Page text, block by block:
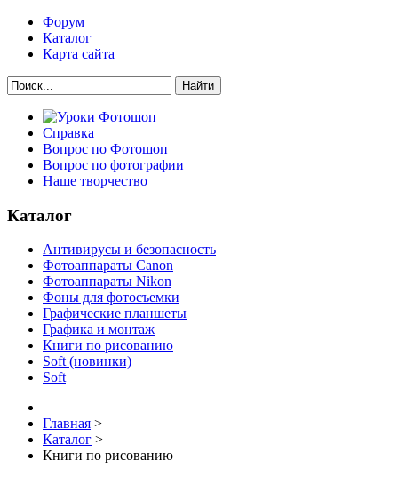
Форум
Каталог
Карта сайта
Найти
Справка
Вопрос по Фотошоп
Вопрос по фотографии
Наше творчество
Каталог
Антивирусы и безопасность
Фотоаппараты Canon
Фотоаппараты Nikon
Фоны для фотосъемки
Графические планшеты
Графика и монтаж
Книги по рисованию
Soft (новинки)
Soft
Главная >
Каталог >
Книги по рисованию